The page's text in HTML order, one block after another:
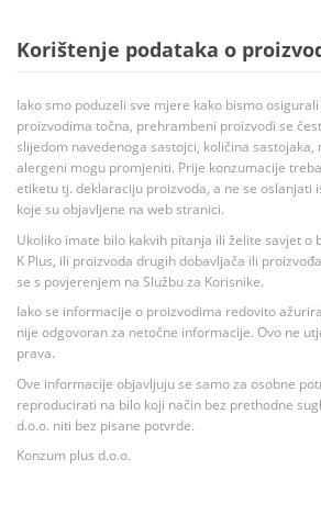
Korištenje podataka o
Iako smo poduzeli sve mjere kako bismo
proizvodima točna, prehrambeni proizvodi se
slijedom navedenoga sastojci, količina
alergeni mogu promjeniti. Prije konzumacije
etiketu tj. deklaraciju proizvoda, a ne se oslanjati
koje su objavljene na web stranici.
Ukoliko imate bilo kakvih pitanja ili želite savjet o
K Plus, ili proizvoda drugih dobavljača ili
se s povjerenjem na Službu za Korisnike.
Iako se informacije o proizvodima redovito
nije odgovoran za netočne informacije. Ovo ne
prava.
Ove informacije objavljuju se samo za osobne
reproducirati na bilo koji način bez prethodne
d.o.o. niti bez pisane potvrde.
Konzum plus d.o.o.